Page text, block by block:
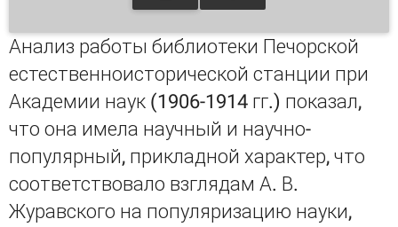
Анализ работы библиотеки Печорской
естественноисторической станции при
Академии наук (1906-1914 гг.) показал,
что она имела научный и научно-
популярный, прикладной характер, что
соответствовало взглядам А. В.
Журавского на популяризацию науки,